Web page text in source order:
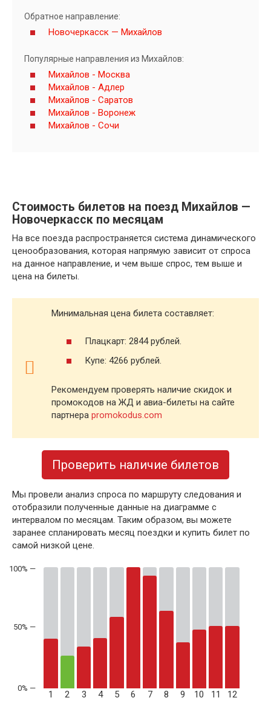
Обратное направление:
Новочеркасск — Михайлов
Популярные направления из Михайлов:
Михайлов - Москва
Михайлов - Адлер
Михайлов - Саратов
Михайлов - Воронеж
Михайлов - Сочи
Стоимость билетов на поезд Михайлов —
Новочеркасск по месяцам
На все поезда распространяется система динамического
ценообразования, которая напрямую зависит от спроса
на данное направление, и чем выше спрос, тем выше и
цена на билеты.
Минимальная цена билета составляет:
Плацкарт: 2844 рублей.
Купе: 4266 рублей.
Рекомендуем проверять наличие скидок и
промокодов на ЖД и авиа-билеты на сайте
партнера promokodus.com
Проверить наличие билетов
Мы провели анализ спроса по маршруту следования и
отобразили полученные данные на диаграмме с
интервалом по месяцам. Таким образом, вы можете
заранее спланировать месяц поездки и купить билет по
самой низкой цене.
50% —
1 2 3 4 5 6 7 8 9 10 11 12